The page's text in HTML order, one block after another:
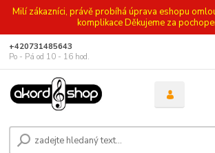
Milí zákazníci, právě probíhá úprava eshopu
komplikace Děkujeme za
+420731485643
Po - Pá od 10 - 16 hod.